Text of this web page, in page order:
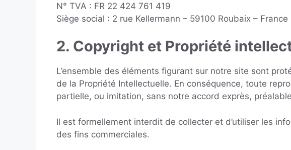
N° TVA : FR 22 424 761 419
Siège social : 2 rue Kellermann – 59100 Roubaix – France
2. Copyright et Propriété
L’ensemble des éléments figurant sur notre site sont
de la Propriété Intellectuelle. En conséquence, toute
partielle, ou imitation, sans notre accord exprès,
Il est formellement interdit de collecter et d’utiliser les
des fins commerciales.